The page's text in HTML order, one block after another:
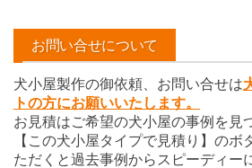
イ
お問い合せについて
犬小屋製作の御依頼、お問い合せは
トの方にお願いいたします。
お見積はご希望の犬小屋の事例を見
【この犬小屋タイプで見積り】のボ
ただくと過去事例からスピーディー